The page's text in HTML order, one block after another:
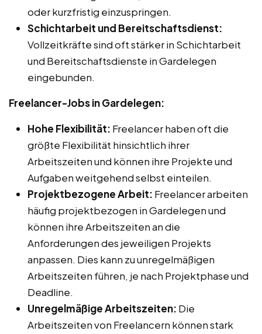
oder kurzfristig einzuspringen.
Schichtarbeit und Bereitschaftsdienst:
Vollzeitkräfte sind oft stärker in Schichtarbeit
und Bereitschaftsdienste in Gardelegen
eingebunden.
Freelancer-Jobs in Gardelegen:
Hohe Flexibilität: Freelancer haben oft die
größte Flexibilität hinsichtlich ihrer
Arbeitszeiten und können ihre Projekte und
Aufgaben weitgehend selbst einteilen.
Projektbezogene Arbeit: Freelancer arbeiten
häufig projektbezogen in Gardelegen und
können ihre Arbeitszeiten an die
Anforderungen des jeweiligen Projekts
anpassen. Dies kann zu unregelmäßigen
Arbeitszeiten führen, je nach Projektphase und
Deadline.
Unregelmäßige Arbeitszeiten: Die
Arbeitszeiten von Freelancern können stark